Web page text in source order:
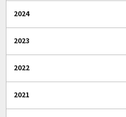
2024
2023
2022
2021